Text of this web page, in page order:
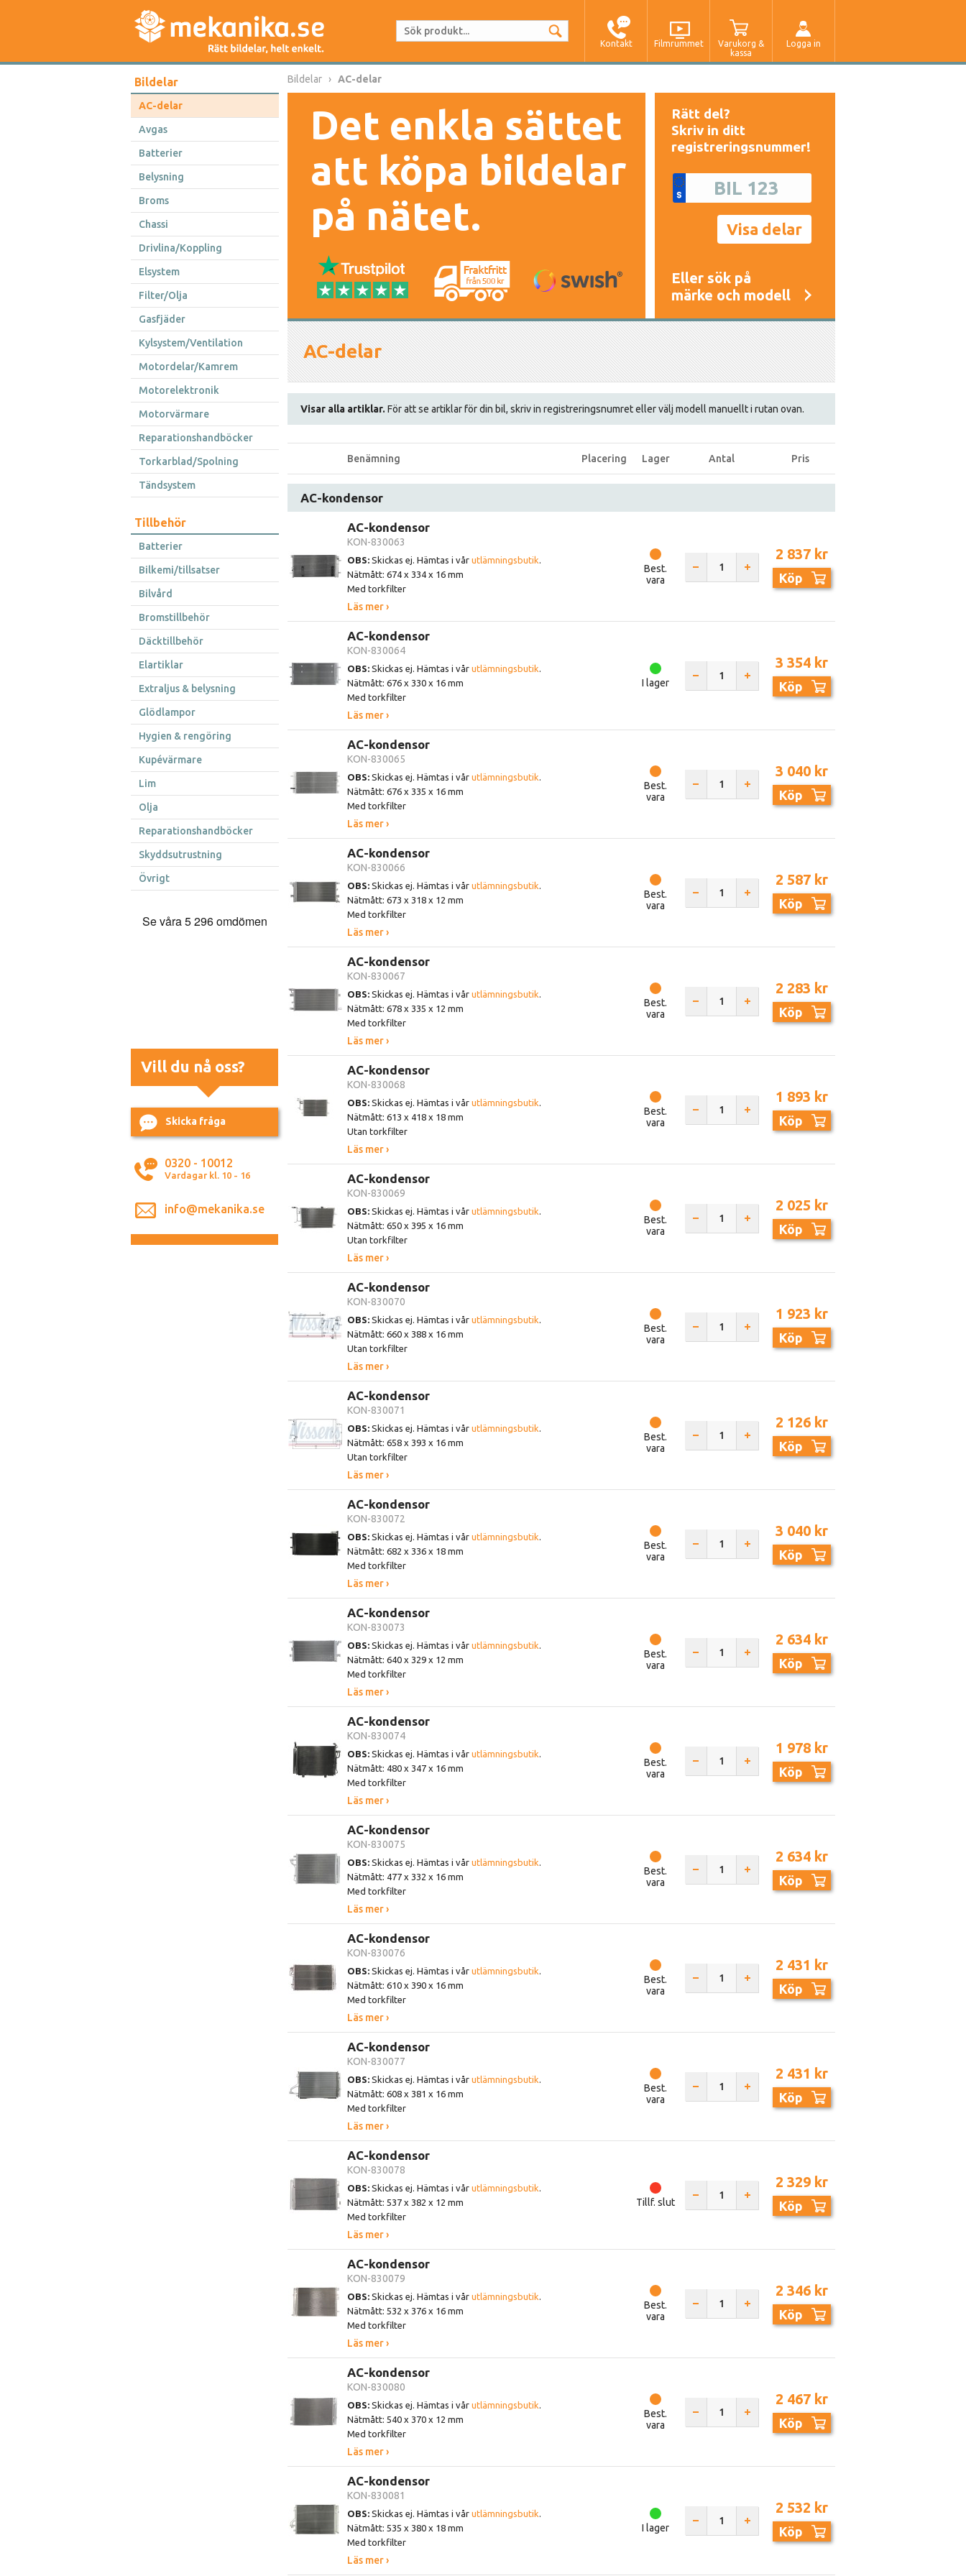
Kontakt Filmrummet
Varukorg &
kassa
Logga in
Bildelar
AC-delar
Avgas
Batterier
Belysning
Broms
Chassi
Drivlina/Koppling
Elsystem
Filter/Olja
Gasfjäder
Kylsystem/Ventilation
Motordelar/Kamrem
Motorelektronik
Motorvärmare
Reparationshandböcker
Torkarblad/Spolning
Tändsystem
Tillbehör
Batterier
Bilkemi/tillsatser
Bilvård
Bromstillbehör
Däcktillbehör
Elartiklar
Extraljus & belysning
Glödlampor
Hygien & rengöring
Kupévärmare
Lim
Olja
Reparationshandböcker
Skyddsutrustning
Övrigt
Vill du nå oss?
Skicka fråga
0320 - 10012
Vardagar kl. 10 - 16
info@mekanika.se
Bildelar AC-delar
Det enkla sättet
att köpa bildelar
på nätet.
Rätt del?
Skriv in ditt
registreringsnummer!
Eller sök på
märke och modell
AC-delar
Visar alla artiklar. För att se artiklar för din bil, skriv in registreringsnumret eller välj modell manuellt i rutan ovan.
Benämning Placering Lager Antal Pris
AC-kondensor
AC-kondensor
KON-830063
OBS: Skickas ej. Hämtas i vår utlämningsbutik.
Nätmått: 674 x 334 x 16 mm
Med torkfilter
Läs mer ›
Best.
vara
2 837 kr
Köp
AC-kondensor
KON-830064
OBS: Skickas ej. Hämtas i vår utlämningsbutik.
Nätmått: 676 x 330 x 16 mm
Med torkfilter
Läs mer ›
I lager
3 354 kr
Köp
AC-kondensor
KON-830065
OBS: Skickas ej. Hämtas i vår utlämningsbutik.
Nätmått: 676 x 335 x 16 mm
Med torkfilter
Läs mer ›
Best.
vara
3 040 kr
Köp
AC-kondensor
KON-830066
OBS: Skickas ej. Hämtas i vår utlämningsbutik.
Nätmått: 673 x 318 x 12 mm
Med torkfilter
Läs mer ›
Best.
vara
2 587 kr
Köp
AC-kondensor
KON-830067
OBS: Skickas ej. Hämtas i vår utlämningsbutik.
Nätmått: 678 x 335 x 12 mm
Med torkfilter
Läs mer ›
Best.
vara
2 283 kr
Köp
AC-kondensor
KON-830068
OBS: Skickas ej. Hämtas i vår utlämningsbutik.
Nätmått: 613 x 418 x 18 mm
Utan torkfilter
Läs mer ›
Best.
vara
1 893 kr
Köp
AC-kondensor
KON-830069
OBS: Skickas ej. Hämtas i vår utlämningsbutik.
Nätmått: 650 x 395 x 16 mm
Utan torkfilter
Läs mer ›
Best.
vara
2 025 kr
Köp
AC-kondensor
KON-830070
OBS: Skickas ej. Hämtas i vår utlämningsbutik.
Nätmått: 660 x 388 x 16 mm
Utan torkfilter
Läs mer ›
Best.
vara
1 923 kr
Köp
AC-kondensor
KON-830071
OBS: Skickas ej. Hämtas i vår utlämningsbutik.
Nätmått: 658 x 393 x 16 mm
Utan torkfilter
Läs mer ›
Best.
vara
2 126 kr
Köp
AC-kondensor
KON-830072
OBS: Skickas ej. Hämtas i vår utlämningsbutik.
Nätmått: 682 x 336 x 18 mm
Med torkfilter
Läs mer ›
Best.
vara
3 040 kr
Köp
AC-kondensor
KON-830073
OBS: Skickas ej. Hämtas i vår utlämningsbutik.
Nätmått: 640 x 329 x 12 mm
Med torkfilter
Läs mer ›
Best.
vara
2 634 kr
Köp
AC-kondensor
KON-830074
OBS: Skickas ej. Hämtas i vår utlämningsbutik.
Nätmått: 480 x 347 x 16 mm
Med torkfilter
Läs mer ›
Best.
vara
1 978 kr
Köp
AC-kondensor
KON-830075
OBS: Skickas ej. Hämtas i vår utlämningsbutik.
Nätmått: 477 x 332 x 16 mm
Med torkfilter
Läs mer ›
Best.
vara
2 634 kr
Köp
AC-kondensor
KON-830076
OBS: Skickas ej. Hämtas i vår utlämningsbutik.
Nätmått: 610 x 390 x 16 mm
Med torkfilter
Läs mer ›
Best.
vara
2 431 kr
Köp
AC-kondensor
KON-830077
OBS: Skickas ej. Hämtas i vår utlämningsbutik.
Nätmått: 608 x 381 x 16 mm
Med torkfilter
Läs mer ›
Best.
vara
2 431 kr
Köp
AC-kondensor
KON-830078
OBS: Skickas ej. Hämtas i vår utlämningsbutik.
Nätmått: 537 x 382 x 12 mm
Med torkfilter
Läs mer ›
Tillf. slut
2 329 kr
Köp
AC-kondensor
KON-830079
OBS: Skickas ej. Hämtas i vår utlämningsbutik.
Nätmått: 532 x 376 x 16 mm
Med torkfilter
Läs mer ›
Best.
vara
2 346 kr
Köp
AC-kondensor
KON-830080
OBS: Skickas ej. Hämtas i vår utlämningsbutik.
Nätmått: 540 x 370 x 12 mm
Med torkfilter
Läs mer ›
Best.
vara
2 467 kr
Köp
AC-kondensor
KON-830081
OBS: Skickas ej. Hämtas i vår utlämningsbutik.
Nätmått: 535 x 380 x 18 mm
Med torkfilter
Läs mer ›
I lager
2 532 kr
Köp